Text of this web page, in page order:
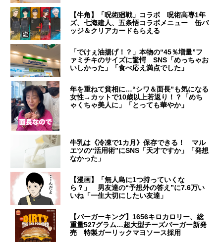
【牛角】「呪術廻戦」コラボ 呪術高専1年
ズ、七海建人、五条悟コラボメニュー 缶バ
ッジ＆クリアカードもらえる
「でけぇ油揚げ！？」本物の“45％増量”フ
ァミチキのサイズに驚愕 SNS「めっちゃお
いしかった」「食べ応え満点でした」
年を重ねて貧相に…“シワ＆面長”も気になる
女性→カットで10歳以上若返り！？「めち
ゃくちゃ美人に」「とっても華やか」
牛乳は《冷凍で1カ月》保存できる！ マル
エツの“活用術”にSNS「天才ですか」「発想
なかった」
【漫画】「無人島に1つ持っていくな
ら？」 男友達の“予想外の答え”に7.6万い
いね「一生大切にしたい友達」
【バーガーキング】1656キロカロリー、総
重量527グラム…超大型チーズバーガー新発
売 特製ガーリックマヨソース採用